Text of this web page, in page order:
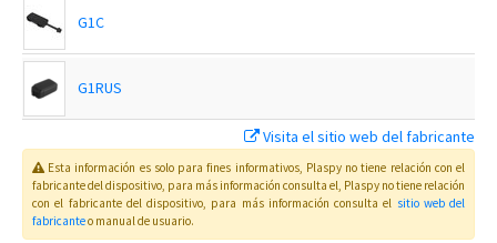
G1C
G1RUS
G1S
G2C-DB
Visita el sitio web del fabricante
Esta información es solo para fines informativos, Plaspy no tiene relación con el
fabricante del dispositivo, para más información consulta el, Plaspy no tiene relación
con el fabricante del dispositivo, para más información consulta el sitio web del
fabricanteo manual de usuario.